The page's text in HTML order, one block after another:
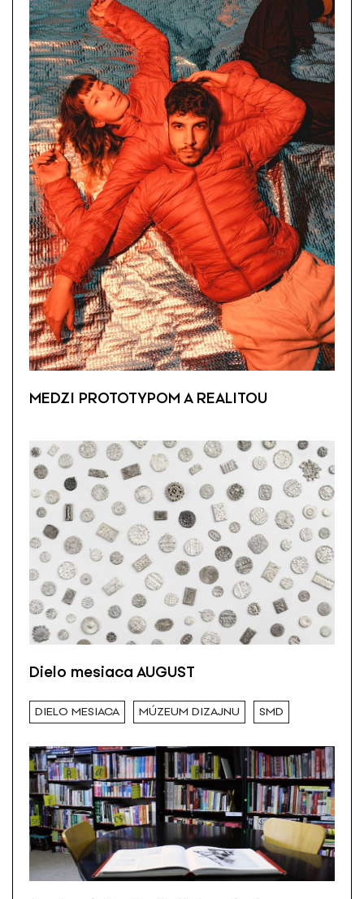
MEDZI PROTOTYPOM A REALITOU
Dielo mesiaca AUGUST
DIELO MESIACA MÚZEUM DIZAJNU SMD